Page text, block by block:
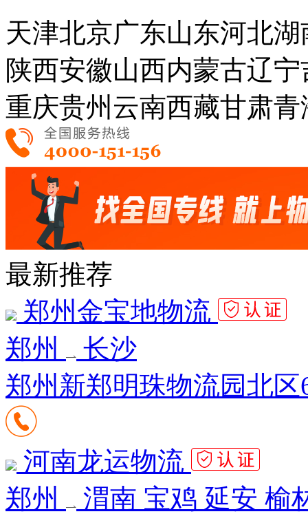
天津北京广东山东河北湖
陕西安徽山西内蒙古辽宁
重庆贵州 云南西藏甘肃青
最新推荐
郑州金宝地物流
郑州
长沙
郑州新郑明珠物流园北区
河南龙运物流
郑州
渭南 宝鸡 延安 榆